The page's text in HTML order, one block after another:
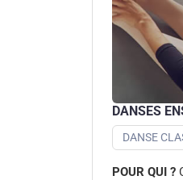
DANSES
DANSE
POUR QUI ?